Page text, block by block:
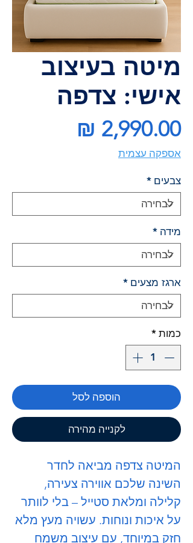
מיטה בעיצוב
אישי: צדפה
אספקה עצמית
צבעים *
מידה *
ארגז מצעים *
כמות *
הוספה לסל
לקנייה מהירה
המיטה צדפה מביאה לחדר
השינה שלכם אווירה צעירה,
קלילה ומלאת סטייל – בלי לוותר
על איכות ונוחות. עשויה מעץ מלא
חזק במיוחד, עם עיצוב משמח